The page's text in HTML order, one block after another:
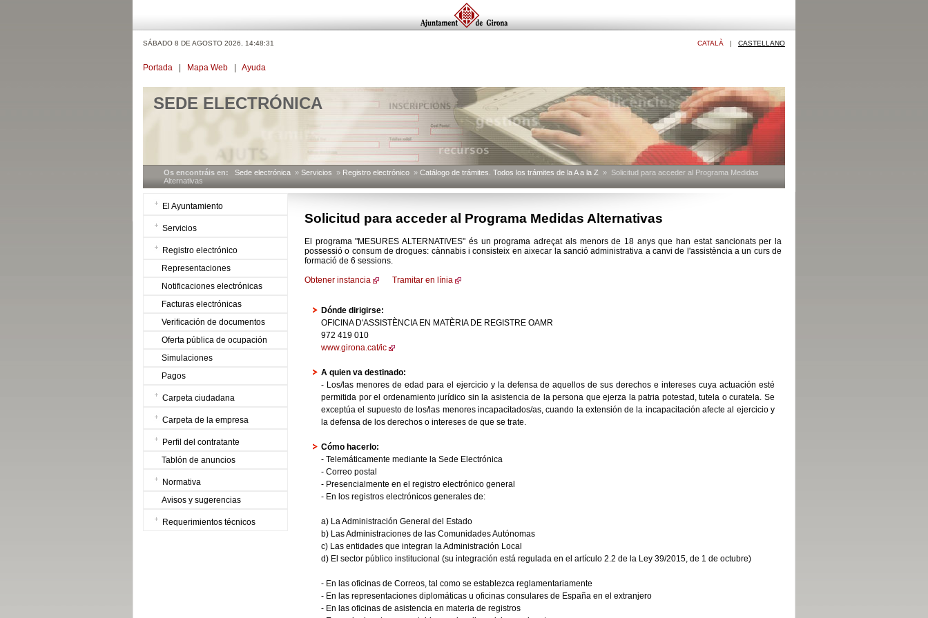
SÁBADO 8 DE AGOSTO 2026, 14:48:31 CATALÀ | CASTELLANO
Portada Mapa Web Ayuda
SEDE ELECTRÓNICA
Os encontráis en: Sede electrónica » Servicios » Registro electrónico » Catálogo de trámites. Todos los trámites de la A a la Z » Solicitud para acceder al Programa Medidas
Alternativas
El Ayuntamiento
Servicios
Registro electrónico
Representaciones
Notificaciones electrónicas
Facturas electrónicas
Verificación de documentos
Oferta pública de ocupación
Simulaciones
Pagos
Carpeta ciudadana
Carpeta de la empresa
Perfil del contratante
Tablón de anuncios
Normativa
Avisos y sugerencias
Requerimientos técnicos
Solicitud para acceder al Programa Medidas Alternativas
El programa "MESURES ALTERNATIVES" és un programa adreçat als menors de 18 anys que han estat sancionats per la
possessió o consum de drogues: cànnabis i consisteix en aixecar la sanció administrativa a canvi de l'assistència a un curs de
formació de 6 sessions.
Obtener instancia
Tramitar en línia
Dónde dirigirse:
OFICINA D'ASSISTÈNCIA EN MATÈRIA DE REGISTRE OAMR
972 419 010
www.girona.cat/ic
A quien va destinado:
- Los/las menores de edad para el ejercicio y la defensa de aquellos de sus derechos e intereses cuya actuación esté
permitida por el ordenamiento jurídico sin la asistencia de la persona que ejerza la patria potestad, tutela o curatela. Se
exceptúa el supuesto de los/las menores incapacitados/as, cuando la extensión de la incapacitación afecte al ejercicio y
la defensa de los derechos o intereses de que se trate.
Cómo hacerlo:
- Telemáticamente mediante la Sede Electrónica
- Correo postal
- Presencialmente en el registro electrónico general
- En los registros electrónicos generales de:
a) La Administración General del Estado
b) Las Administraciones de las Comunidades Autónomas
c) Las entidades que integran la Administración Local
d) El sector público institucional (su integración está regulada en el artículo 2.2 de la Ley 39/2015, de 1 de octubre)
- En las oficinas de Correos, tal como se establezca reglamentariamente
- En las representaciones diplomáticas u oficinas consulares de España en el extranjero
- En las oficinas de asistencia en materia de registros